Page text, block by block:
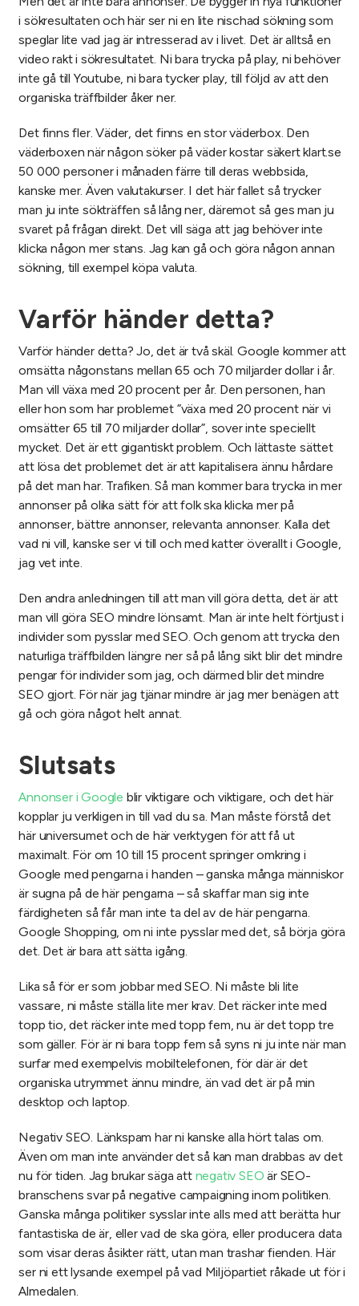
i sökresultaten och här ser ni en lite nischad sökning som
speglar lite vad jag är intresserad av i livet. Det är alltså en
video rakt i sökresultatet. Ni bara trycka på play, ni behöver
inte gå till Youtube, ni bara tycker play, till följd av att den
organiska träffbilder åker ner.
Det finns fler. Väder, det finns en stor väderbox. Den
väderboxen när någon söker på väder kostar säkert klart.se
50 000 personer i månaden färre till deras webbsida,
kanske mer. Även valutakurser. I det här fallet så trycker
man ju inte sökträffen så lång ner, däremot så ges man ju
svaret på frågan direkt. Det vill säga att jag behöver inte
klicka någon mer stans. Jag kan gå och göra någon annan
sökning, till exempel köpa valuta.
Varför händer detta?
Varför händer detta? Jo, det är två skäl. Google kommer att
omsätta någonstans mellan 65 och 70 miljarder dollar i år.
Man vill växa med 20 procent per år. Den personen, han
eller hon som har problemet ”växa med 20 procent när vi
omsätter 65 till 70 miljarder dollar”, sover inte speciellt
mycket. Det är ett gigantiskt problem. Och lättaste sättet
att lösa det problemet det är att kapitalisera ännu hårdare
på det man har. Trafiken. Så man kommer bara trycka in mer
annonser på olika sätt för att folk ska klicka mer på
annonser, bättre annonser, relevanta annonser. Kalla det
vad ni vill, kanske ser vi till och med katter överallt i Google,
jag vet inte.
Den andra anledningen till att man vill göra detta, det är att
man vill göra SEO mindre lönsamt. Man är inte helt förtjust i
individer som pysslar med SEO. Och genom att trycka den
naturliga träffbilden längre ner så på lång sikt blir det mindre
pengar för individer som jag, och därmed blir det mindre
SEO gjort. För när jag tjänar mindre är jag mer benägen att
gå och göra något helt annat.
Slutsats
Annonser i Google blir viktigare och viktigare, och det här
kopplar ju verkligen in till vad du sa. Man måste förstå det
här universumet och de här verktygen för att få ut
maximalt. För om 10 till 15 procent springer omkring i
Google med pengarna i handen – ganska många människor
är sugna på de här pengarna – så skaffar man sig inte
färdigheten så får man inte ta del av de här pengarna.
Google Shopping, om ni inte pysslar med det, så börja göra
det. Det är bara att sätta igång.
Lika så för er som jobbar med SEO. Ni måste bli lite
vassare, ni måste ställa lite mer krav. Det räcker inte med
topp tio, det räcker inte med topp fem, nu är det topp tre
som gäller. För är ni bara topp fem så syns ni ju inte när man
surfar med exempelvis mobiltelefonen, för där är det
organiska utrymmet ännu mindre, än vad det är på min
desktop och laptop.
Negativ SEO. Länkspam har ni kanske alla hört talas om.
Även om man inte använder det så kan man drabbas av det
nu för tiden. Jag brukar säga att negativ SEO är SEO-
branschens svar på negative campaigning inom politiken.
Ganska många politiker sysslar inte alls med att berätta hur
fantastiska de är, eller vad de ska göra, eller producera data
som visar deras åsikter rätt, utan man trashar fienden. Här
ser ni ett lysande exempel på vad Miljöpartiet råkade ut för i
Almedalen.